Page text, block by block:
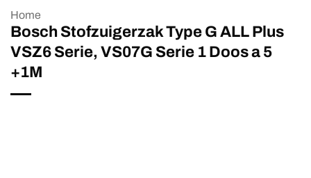
Home
Bosch Stofzuigerzak Type G ALL Plus
VSZ6 Serie, VS07G Serie 1 Doos a 5
+1M